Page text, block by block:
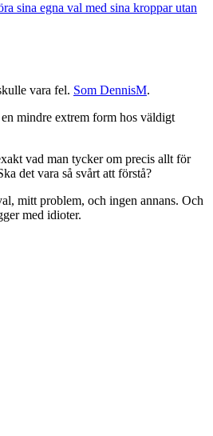
sina egna val med sina kroppar utan
vara fel. Som DennisM.
mindre extrem form hos väldigt
vad man tycker om precis allt för
det vara så svårt att förstå?
mitt problem, och ingen annans. Och
med idioter.